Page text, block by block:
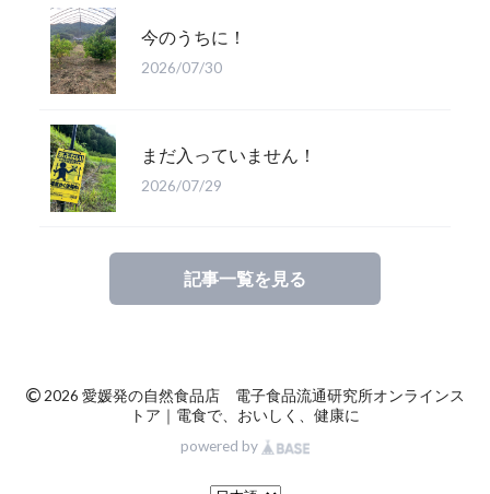
今のうちに！
2026/07/30
まだ入っていません！
2026/07/29
記事一覧を見る
© 2026 愛媛発の自然食品店 電子食品流通研究所オンラインス
トア｜電食で、おいしく、健康に
powered by